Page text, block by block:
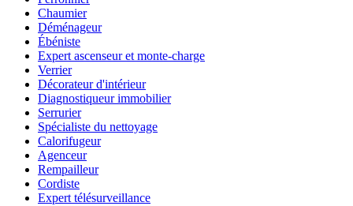
Chaumier
Déménageur
Ébéniste
Expert ascenseur et monte-charge
Verrier
Décorateur d'intérieur
Diagnostiqueur immobilier
Serrurier
Spécialiste du nettoyage
Calorifugeur
Agenceur
Rempailleur
Cordiste
Expert télésurveillance